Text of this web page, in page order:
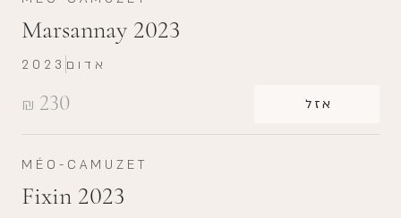
Marsannay 2023
₪ 230 אזל
2023 אדום
MÉO-CAMUZET
Fixin 2023